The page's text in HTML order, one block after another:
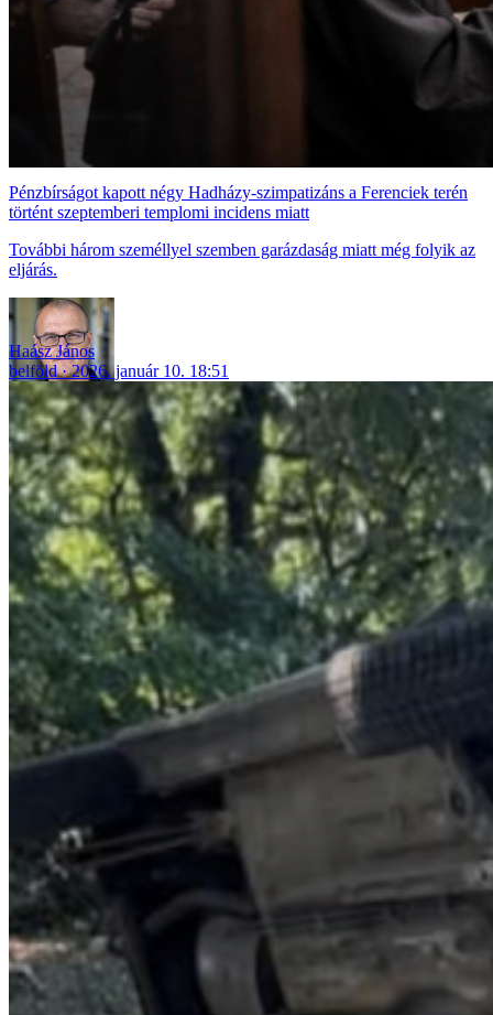
Pénzbírságot kapott négy Hadházy-szimpatizáns a Ferenciek terén
történt szeptemberi templomi incidens miatt
További három személlyel szemben garázdaság miatt még folyik az
eljárás.
Haász János
belföld
2026. január 10. 18:51